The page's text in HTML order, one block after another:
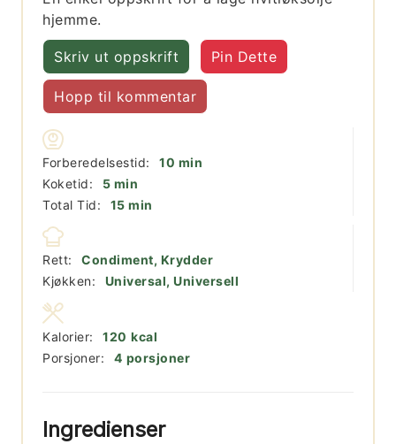
hjemme.
Skriv ut oppskrift Pin Dette
Hopp til kommentar
Forberedelsestid: 10 minutter
min
Koketid:
5minutter
min
Total Tid:
15minutter
min
Rett:
Condiment, Krydder
Kjøkken:
Universal, Universell
Porsjoner: 4 porsjoner
Kalorier: 120 kcal
Ingredienser